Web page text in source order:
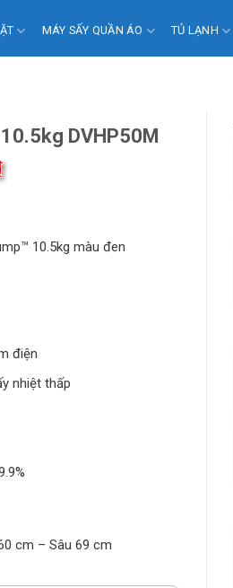
MÁY SẤY QUẦN ÁO TỦ LẠNH
DVHP50M
Giá
hiện
14.490.000₫.
10.5kg màu đen
điện
nhiệt thấp
cm – Sâu 69 cm